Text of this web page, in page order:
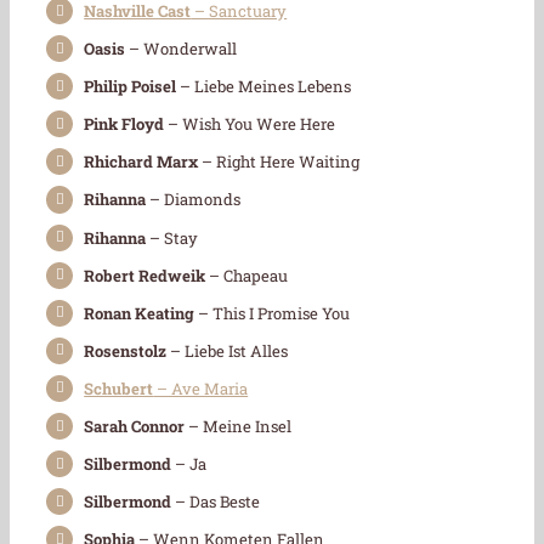
Nashville Cast – Sanctuary
Oasis – Wonderwall
Philip Poisel – Liebe Meines Lebens
Pink Floyd – Wish You Were Here
Rhichard Marx– Right Here Waiting
Rihanna – Diamonds
Rihanna – Stay
Robert Redweik – Chapeau
Ronan Keating – This I Promise You
Rosenstolz – Liebe Ist Alles
Schubert – Ave Maria
Sarah Connor – Meine Insel
Silbermond – Ja
Silbermond – Das Beste
Sophia – Wenn Kometen Fallen